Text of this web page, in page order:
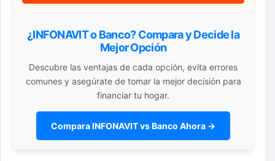
¿INFONAVIT o Banco? Compara y Decide la
Mejor Opción
Descubre las ventajas de cada opción, evita errores
comunes y asegúrate de tomar la mejor decisión para
financiar tu hogar.
Compara INFONAVIT vs Banco Ahora →